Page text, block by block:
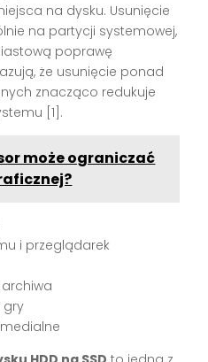
na dysku. Usunięcie
na partycji systemowej,
poprawę
że usunięcie ponad
znacząco redukuje
[1].
może ograniczać
i przeglądarek
gry